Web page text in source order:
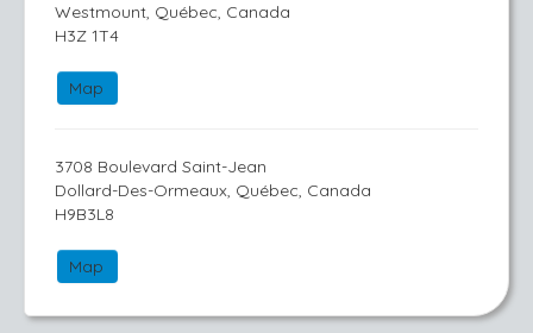
Westmount, Québec, Canada
H3Z 1T4
Map
3708 Boulevard Saint-Jean
Dollard-Des-Ormeaux, Québec, Canada
H9B3L8
Map